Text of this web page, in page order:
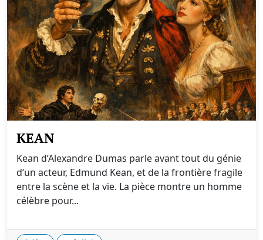
KEAN
Kean d’Alexandre Dumas parle avant tout du génie
d’un acteur, Edmund Kean, et de la frontière fragile
entre la scène et la vie. La pièce montre un homme
célèbre pour...